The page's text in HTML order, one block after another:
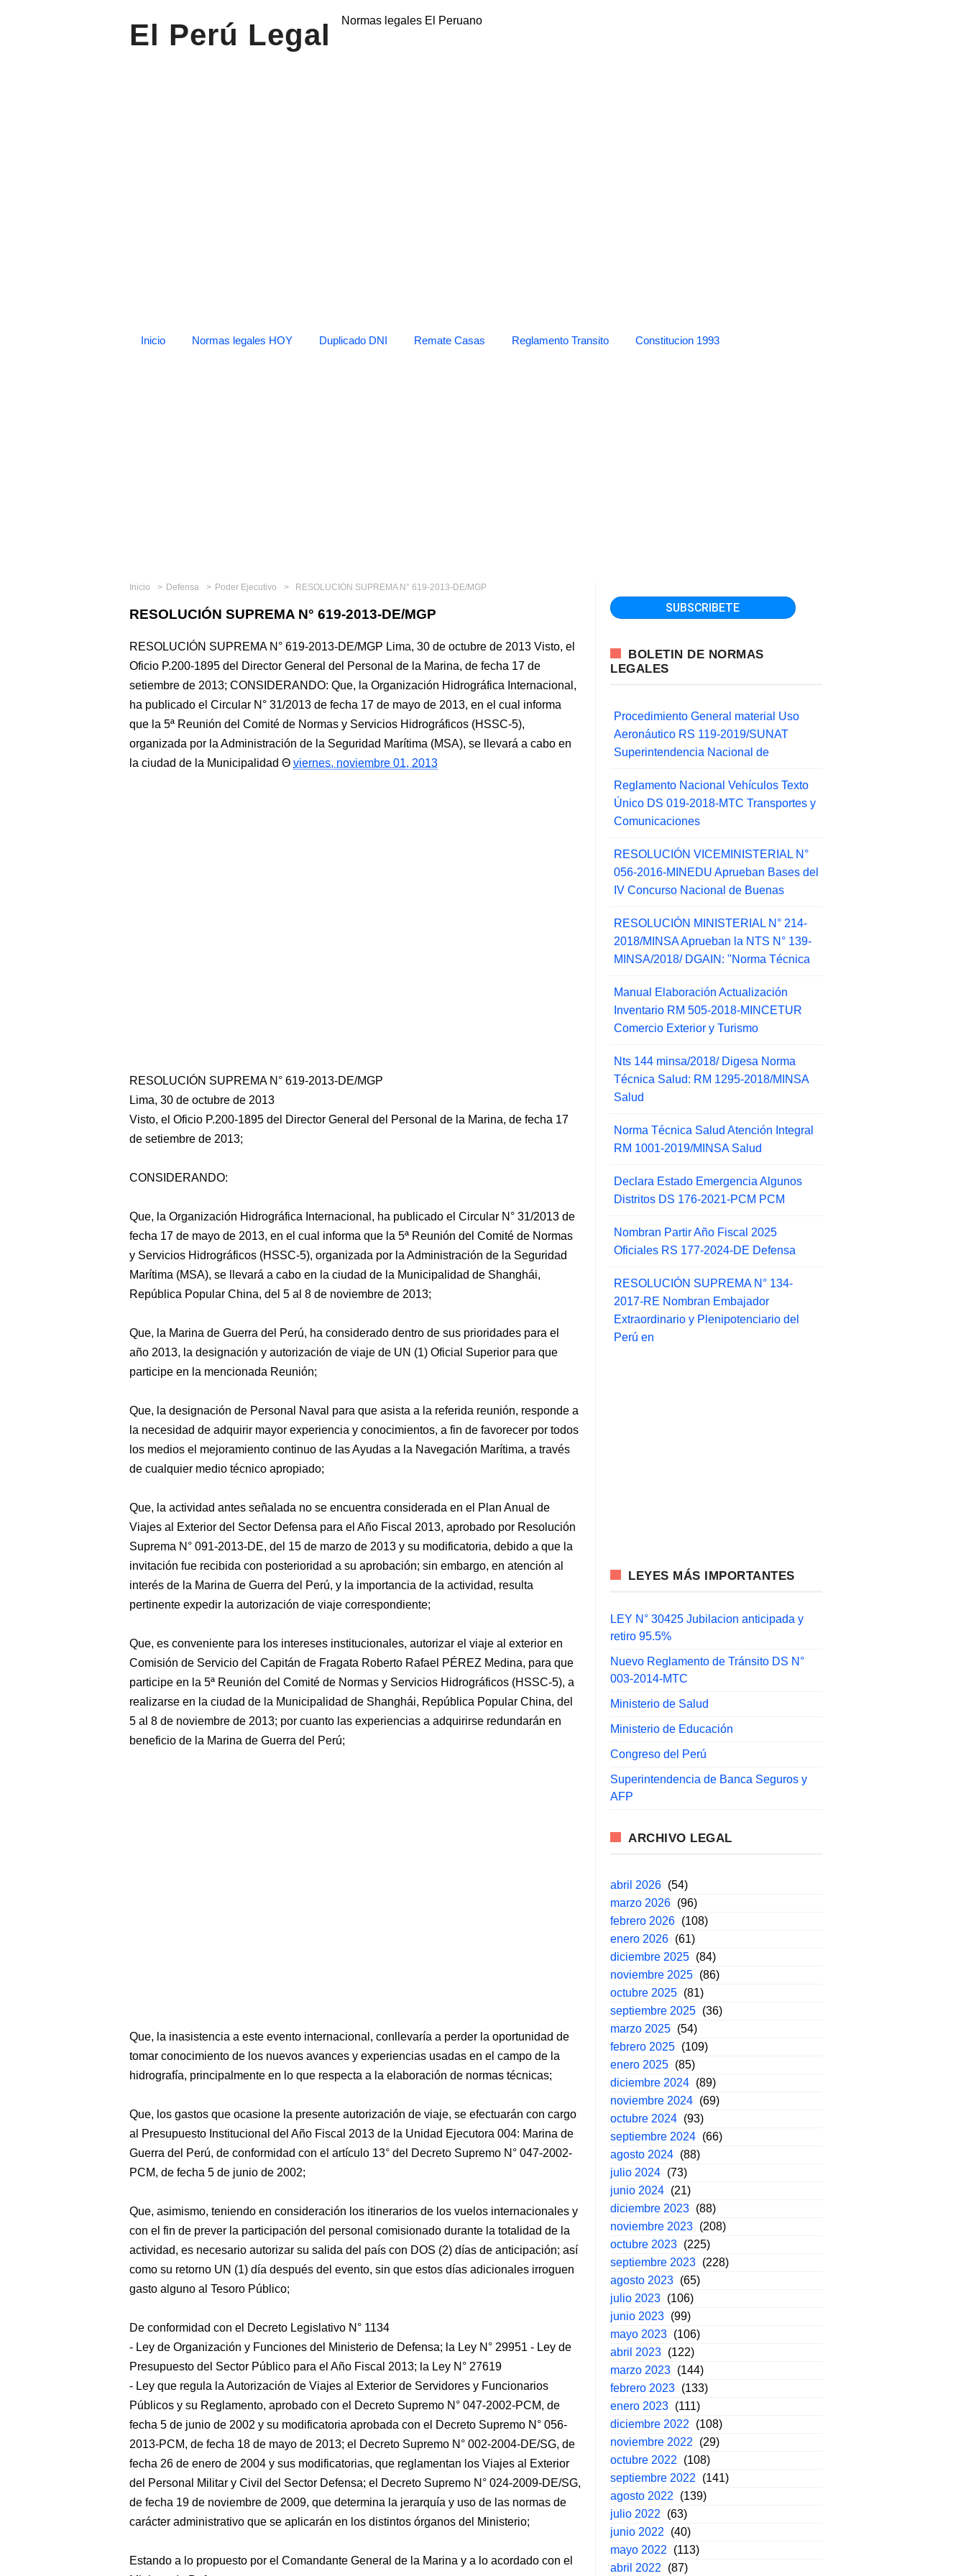
El Perú Legal Normas legales El Peruano
Inicio Normas legales HOY Duplicado DNI Remate Casas Reglamento Transito Constitucion 1993
Inicio Defensa Poder Ejecutivo RESOLUCIÓN SUPREMA N° 619-2013-DE/MGP
RESOLUCIÓN SUPREMA N° 619-2013-DE/MGP
RESOLUCIÓN SUPREMA N° 619-2013-DE/MGP Lima, 30 de octubre de 2013 Visto, el
Oficio P.200-1895 del Director General del Personal de la Marina, de fecha 17 de
setiembre de 2013; CONSIDERANDO: Que, la Organización Hidrográfica Internacional,
ha publicado el Circular N° 31/2013 de fecha 17 de mayo de 2013, en el cual informa
que la 5ª Reunión del Comité de Normas y Servicios Hidrográficos (HSSC-5),
organizada por la Administración de la Seguridad Marítima (MSA), se llevará a cabo en
la ciudad de la Municipalidad
viernes, noviembre 01, 2013
RESOLUCIÓN SUPREMA N° 619-2013-DE/MGP
Lima, 30 de octubre de 2013
Visto, el Oficio P.200-1895 del Director General del Personal de la Marina, de fecha 17
de setiembre de 2013;
CONSIDERANDO:
Que, la Organización Hidrográfica Internacional, ha publicado el Circular N° 31/2013 de
fecha 17 de mayo de 2013, en el cual informa que la 5ª Reunión del Comité de Normas
y Servicios Hidrográficos (HSSC-5), organizada por la Administración de la Seguridad
Marítima (MSA), se llevará a cabo en la ciudad de la Municipalidad de Shanghái,
República Popular China, del 5 al 8 de noviembre de 2013;
Que, la Marina de Guerra del Perú, ha considerado dentro de sus prioridades para el
año 2013, la designación y autorización de viaje de UN (1) Oficial Superior para que
participe en la mencionada Reunión;
Que, la designación de Personal Naval para que asista a la referida reunión, responde a
la necesidad de adquirir mayor experiencia y conocimientos, a fin de favorecer por todos
los medios el mejoramiento continuo de las Ayudas a la Navegación Marítima, a través
de cualquier medio técnico apropiado;
Que, la actividad antes señalada no se encuentra considerada en el Plan Anual de
Viajes al Exterior del Sector Defensa para el Año Fiscal 2013, aprobado por Resolución
Suprema N° 091-2013-DE, del 15 de marzo de 2013 y su modificatoria, debido a que la
invitación fue recibida con posterioridad a su aprobación; sin embargo, en atención al
interés de la Marina de Guerra del Perú, y la importancia de la actividad, resulta
pertinente expedir la autorización de viaje correspondiente;
Que, es conveniente para los intereses institucionales, autorizar el viaje al exterior en
Comisión de Servicio del Capitán de Fragata Roberto Rafael PÉREZ Medina, para que
participe en la 5ª Reunión del Comité de Normas y Servicios Hidrográficos (HSSC-5), a
realizarse en la ciudad de la Municipalidad de Shanghái, República Popular China, del
5 al 8 de noviembre de 2013; por cuanto las experiencias a adquirirse redundarán en
beneficio de la Marina de Guerra del Perú;
Que, la inasistencia a este evento internacional, conllevaría a perder la oportunidad de
tomar conocimiento de los nuevos avances y experiencias usadas en el campo de la
hidrografía, principalmente en lo que respecta a la elaboración de normas técnicas;
Que, los gastos que ocasione la presente autorización de viaje, se efectuarán con cargo
al Presupuesto Institucional del Año Fiscal 2013 de la Unidad Ejecutora 004: Marina de
Guerra del Perú, de conformidad con el artículo 13° del Decreto Supremo N° 047-2002-
PCM, de fecha 5 de junio de 2002;
Que, asimismo, teniendo en consideración los itinerarios de los vuelos internacionales y
con el fin de prever la participación del personal comisionado durante la totalidad de la
actividad, es necesario autorizar su salida del país con DOS (2) días de anticipación; así
como su retorno UN (1) día después del evento, sin que estos días adicionales irroguen
gasto alguno al Tesoro Público;
De conformidad con el Decreto Legislativo N° 1134
- Ley de Organización y Funciones del Ministerio de Defensa; la Ley N° 29951 - Ley de
Presupuesto del Sector Público para el Año Fiscal 2013; la Ley N° 27619
- Ley que regula la Autorización de Viajes al Exterior de Servidores y Funcionarios
Públicos y su Reglamento, aprobado con el Decreto Supremo N° 047-2002-PCM, de
fecha 5 de junio de 2002 y su modificatoria aprobada con el Decreto Supremo N° 056-
2013-PCM, de fecha 18 de mayo de 2013; el Decreto Supremo N° 002-2004-DE/SG, de
fecha 26 de enero de 2004 y sus modificatorias, que reglamentan los Viajes al Exterior
del Personal Militar y Civil del Sector Defensa; el Decreto Supremo N° 024-2009-DE/SG,
de fecha 19 de noviembre de 2009, que determina la jerarquía y uso de las normas de
carácter administrativo que se aplicarán en los distintos órganos del Ministerio;
Estando a lo propuesto por el Comandante General de la Marina y a lo acordado con el
BOLETIN DE NORMAS
LEGALES
Procedimiento General material Uso
Aeronáutico RS 119-2019/SUNAT
Superintendencia Nacional de
Reglamento Nacional Vehículos Texto
Único DS 019-2018-MTC Transportes y
Comunicaciones
RESOLUCIÓN VICEMINISTERIAL N°
056-2016-MINEDU Aprueban Bases del
IV Concurso Nacional de Buenas
RESOLUCIÓN MINISTERIAL N° 214-
2018/MINSA Aprueban la NTS N° 139-
MINSA/2018/ DGAIN: "Norma Técnica
Manual Elaboración Actualización
Inventario RM 505-2018-MINCETUR
Comercio Exterior y Turismo
Nts 144 minsa/2018/ Digesa Norma
Técnica Salud: RM 1295-2018/MINSA
Salud
Norma Técnica Salud Atención Integral
RM 1001-2019/MINSA Salud
Declara Estado Emergencia Algunos
Distritos DS 176-2021-PCM PCM
Nombran Partir Año Fiscal 2025
Oficiales RS 177-2024-DE Defensa
RESOLUCIÓN SUPREMA N° 134-
2017-RE Nombran Embajador
Extraordinario y Plenipotenciario del
Perú en
LEYES MÁS IMPORTANTES
LEY N° 30425 Jubilacion anticipada y
retiro 95.5%
Nuevo Reglamento de Tránsito DS N°
003-2014-MTC
Ministerio de Salud
Ministerio de Educación
Congreso del Perú
Superintendencia de Banca Seguros y
AFP
ARCHIVO LEGAL
abril 2026 (54)
marzo 2026 (96)
febrero 2026 (108)
enero 2026 (61)
diciembre 2025 (84)
noviembre 2025 (86)
octubre 2025 (81)
septiembre 2025 (36)
marzo 2025 (54)
febrero 2025 (109)
enero 2025 (85)
diciembre 2024 (89)
noviembre 2024 (69)
octubre 2024 (93)
septiembre 2024 (66)
agosto 2024 (88)
julio 2024 (73)
junio 2024 (21)
diciembre 2023 (88)
noviembre 2023 (208)
octubre 2023 (225)
septiembre 2023 (228)
agosto 2023 (65)
julio 2023 (106)
junio 2023 (99)
mayo 2023 (106)
abril 2023 (122)
marzo 2023 (144)
febrero 2023 (133)
enero 2023 (111)
diciembre 2022
(108)
noviembre 2022
(29)
octubre 2022
(108)
septiembre 2022
(141)
agosto 2022
(139)
julio 2022
(63)
junio 2022
(40)
mayo 2022
(113)
abril 2022
(87)